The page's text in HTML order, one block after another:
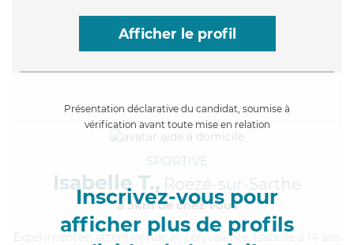
Afficher le profil
Présentation déclarative du candidat, soumise à
vérification avant toute mise en relation
Inscrivez-vous pour
afficher plus de profils
SPORTIVE
Isabelle T., Roézé-sur-Sarthe
à 5km de chez Vous
, attentionnée et polyvalente, Isabelle a 14 ans